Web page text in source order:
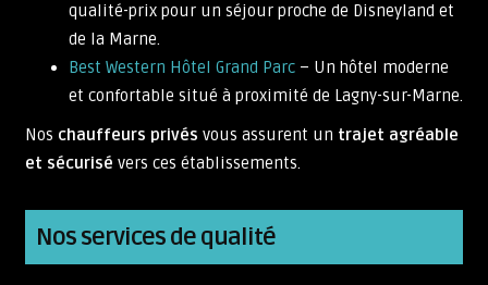
qualité-prix pour un séjour proche de Disneyland et
de la Marne.
Best Western Hôtel Grand Parc – Un hôtel moderne
et confortable situé à proximité de Lagny-sur-Marne.
Nos chauffeurs privés vous assurent un trajet agréable
et sécurisé vers ces établissements.
Nos services de qualité